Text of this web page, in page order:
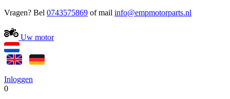
Vragen? Bel 0743575869 of mail
Uw motor
Inloggen
0